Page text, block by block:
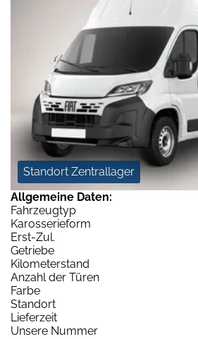
Standort Zentrallager
Allgemeine Daten:
Fahrzeugtyp
Karosserieform
Erst-Zul.
Getriebe
Kilometerstand
Anzahl der Türen
Farbe
Standort
Lieferzeit
Unsere Nummer